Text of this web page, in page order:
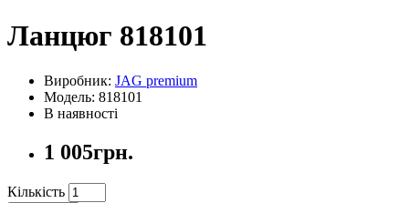
Ланцюг 818101
Виробник: JAG premium
Модель: 818101
В наявності
1 005грн.
Кількість